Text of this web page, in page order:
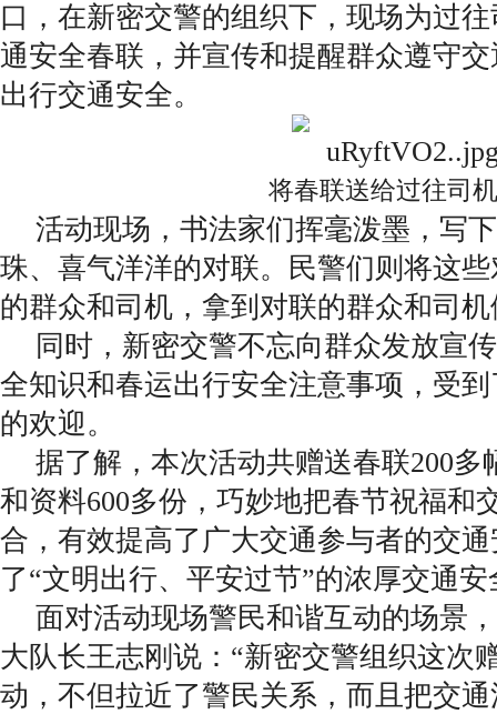
口，在新密交警的组织下，现场为过
通安全春联，并宣传和提醒群众遵守
出行交通安全。
将春联送给过往司
活动现场，书法家们挥毫泼墨，写
珠、喜气洋洋的对联。民警们则将这
的群众和司机，拿到对联的群众和司
同时，新密交警不忘向群众发放宣
全知识和春运出行安全注意事项，受
的欢迎。
据了解，本次活动共赠送春联200多
和资料600多份，巧妙地把春节祝福和
合，有效提高了广大交通参与者的交
了“文明出行、平安过节”的浓厚交通
面对活动现场警民和谐互动的场景
大队长王志刚说：“新密交警组织这次
动，不但拉近了警民关系，而且把交